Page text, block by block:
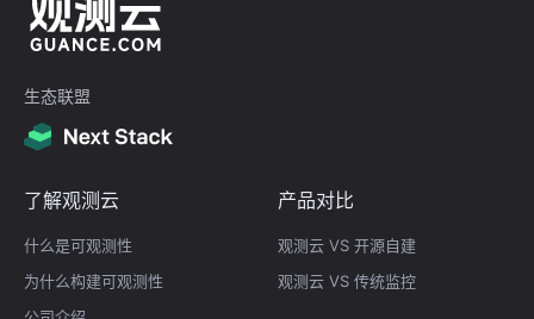
生态联盟
了解观测云
什么是可观测性
为什么构建可观测性
产品对比
观测云 VS 开源自建
观测云 VS 传统监控